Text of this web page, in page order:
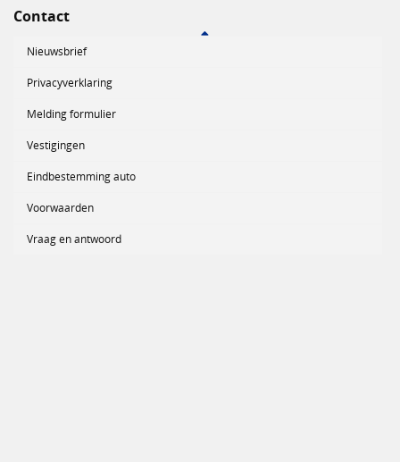
Contact
Nieuwsbrief
Privacyverklaring
Melding formulier
Vestigingen
Eindbestemming auto
Voorwaarden
Vraag en antwoord